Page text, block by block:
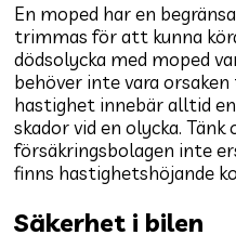
En moped har en
trimmas för att kunna
dödsolycka med moped
behöver inte vara
hastighet innebär alltid
skador vid en olycka. Tänk
försäkringsbolagen inte
finns hastighetshöjande
Säkerhet i bilen